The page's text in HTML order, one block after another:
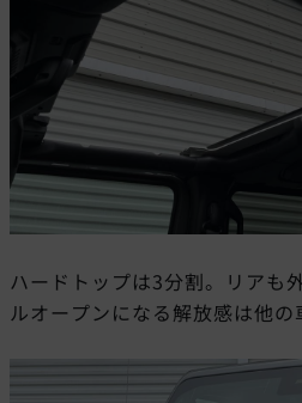
ハードトップは3分割。リアも
ルオープンになる解放感は他の